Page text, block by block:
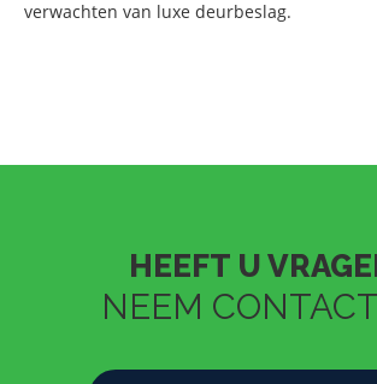
verwachten van luxe deurbeslag.
HEEFT U
NEEM